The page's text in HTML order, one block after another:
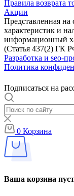
Правила возврата
Акции
Представленная
характеристик и
информационный
(Статья 437(2) ГК
Разработка и seo-
Политика
Подписаться на
0 Корзина
Ваша корзина